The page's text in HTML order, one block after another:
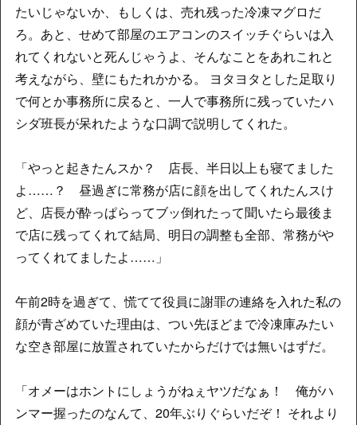
たいじゃないか、もしくは、売れ残った冷凍マグロだ
ろ。あと、せめて部屋のエアコンのスイッチぐらいは入
れてくれないと死んじゃうよ、そんなことをあれこれと
考えながら、壁にもたれかかる。 ヨタヨタとした足取り
で何とか事務所に戻ると、一人で事務所に残っていたハ
シダ班長が呆れたような口調で説明してくれた。
「やっと起きたんスか？ 店長、半日以上も寝てました
よ……？ 昼過ぎに常務が店に顔を出してくれたんスけ
ど、店長が酔っぱらってブッ倒れたって聞いたら最後ま
で店に残ってくれて結局、明日の調整も全部、常務がや
ってくれてましたよ……」
午前2時を過ぎて、慌てて役員に謝罪の連絡を入れた私の
顔が青ざめていた理由は、つい先ほどまで冷凍庫みたい
な空き部屋に放置されていたからだけでは無いはずだ。
「オメーはホントにしょうがねぇヤツだなぁ！ 俺がハ
ンマー握ったのなんて、20年ぶりぐらいだぞ！ それより